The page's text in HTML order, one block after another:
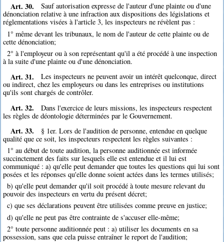
Art. 30.
Sauf autorisation expresse de l'auteur d'une plainte ou d'une
dénonciation relative à une infraction aux dispositions des législations et
réglementations visées à l'article 3, les inspecteurs ne révèlent pas :
1° même devant les tribunaux, le nom de l'auteur de cette plainte ou de
cette dénonciation;
2° à l'employeur ou à son représentant qu'il a été procédé à une inspection
à la suite d'une plainte ou d'une dénonciation.
Art. 31.
Les inspecteurs ne peuvent avoir un intérêt quelconque, direct
ou indirect, chez les employeurs ou dans les entreprises ou institutions
qu'ils sont chargés de contrôler.
Art. 32.
Dans l'exercice de leurs missions, les inspecteurs respectent
les règles de déontologie déterminées par le Gouvernement.
Art. 33.
§ 1er. Lors de l'audition de personne, entendue en quelque
qualité que ce soit, les inspecteurs respectent les règles suivantes :
1° au début de toute audition, la personne auditionnée est informée
succinctement des faits sur lesquels elle est entendue et il lui est
communiqué : a) qu'elle peut demander que toutes les questions qui lui sont
posées et les réponses qu'elle donne soient actées dans les termes utilisés;
b) qu'elle peut demander qu'il soit procédé à toute mesure relevant du
pouvoir des inspecteurs en vertu du présent décret;
c) que ses déclarations peuvent être utilisées comme preuve en justice;
d) qu'elle ne peut pas être contrainte de s'accuser elle-même;
2° toute personne auditionnée peut : a) utiliser les documents en sa
possession, sans que cela puisse entraîner le report de l'audition;